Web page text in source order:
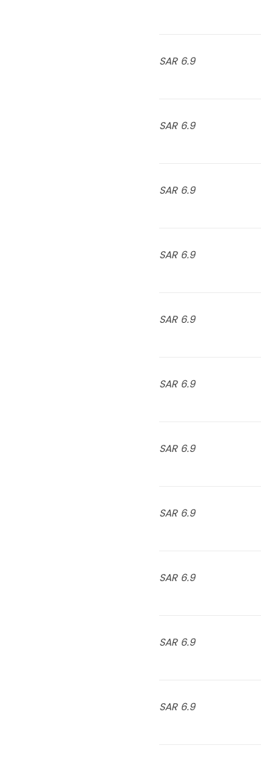
6.9 SAR
6.9 SAR
6.9 SAR
6.9 SAR
6.9 SAR
6.9 SAR
6.9 SAR
6.9 SAR
6.9 SAR
6.9 SAR
6.9 SAR